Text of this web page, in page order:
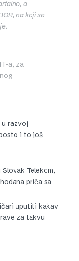
a
na koji se
a, za
u razvoj
i to još
Telekom,
priča sa
uputiti kakav
za takvu